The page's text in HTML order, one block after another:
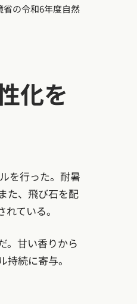
の令和6年度自然
化を
を行った。耐暑
た、飛び石を配
ている。
。甘い香りから
続に寄与。